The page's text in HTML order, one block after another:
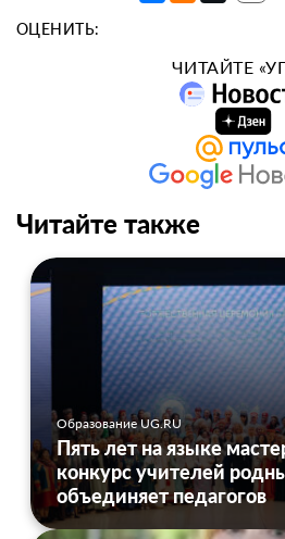
ОЦЕНИТЬ:
ЧИТАЙТЕ
Читайте также
Образование UG.RU
Пять лет на языке
конкурс учителей
объединяет педагогов